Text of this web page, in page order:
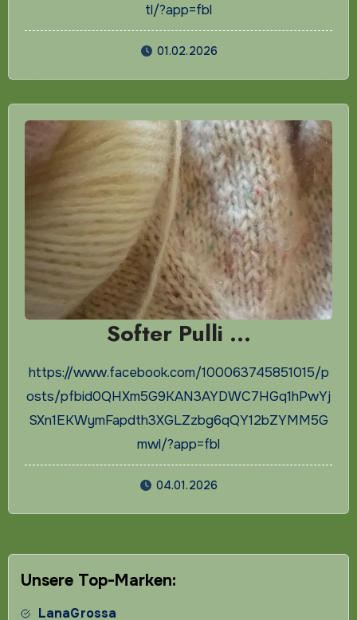
tl/?app=fbl
01.02.2026
Softer Pulli …
https://www.facebook.com/100063745851015/p
osts/pfbid0QHXm5G9KAN3AYDWC7HGq1hPwYj
SXn1EKWymFapdth3XGLZzbg6qQY12bZYMM5G
mwl/?app=fbl
04.01.2026
Unsere Top-Marken:
LanaGrossa